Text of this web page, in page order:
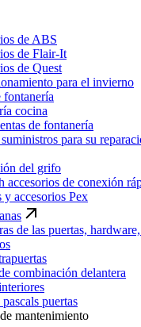
de ABS
de Flair-It
de Quest
para el invierno
fontanería
cocina
de fontanería
para su
del grifo
accesorios de conexión
y accesorios Pex
de las puertas,
combinación delantera
pascals puertas